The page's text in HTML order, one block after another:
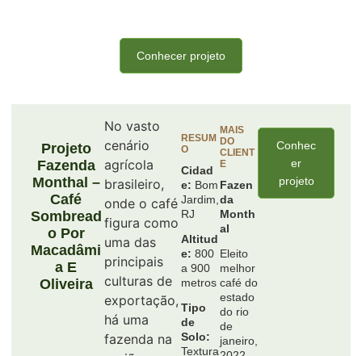
Conhecer projeto
Projeto
Fazenda
Monthal –
Café
Sombread
O Por
Macadâmi
A E
Oliveira
No vasto
cenário
agrícola
brasileiro,
onde o café
figura como
uma das
principais
culturas de
exportação,
há uma
fazenda na
RESUM
O
Cidad
e: Bom
Jardim,
RJ
Altitud
e: 800
a 900
metros
Tipo
de
Solo:
Textura
MAIS
DO
CLIENT
E
Fazen
da
Month
al
Eleito
melhor
café do
estado
do rio
de
janeiro,
Conhec
er
projeto